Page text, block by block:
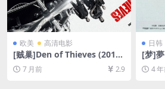
欧美 高清电影
[贼巢]Den of Thieves (2018)
[百度网盘+夸克网盘1080P超
清未删减资源][网盘在线播放/
7 月前 2.9
日韩
[梦]
云盘
GB][
4